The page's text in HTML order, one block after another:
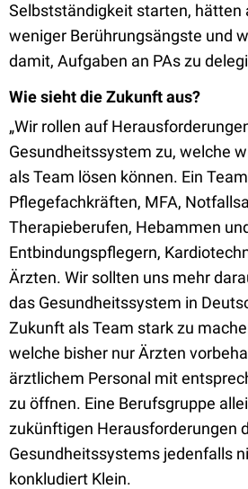
Selbstständigkeit starten, hätten
weniger Berührungsängste und
damit, Aufgaben an PAs zu
Wie sieht die Zukunft aus?
„Wir rollen auf
Gesundheitssystem zu, welche
als Team lösen können. Ein
Pflegefachkräften, MFA,
Therapieberufen, Hebammen
Entbindungspflegern,
Ärzten. Wir sollten uns mehr
das Gesundheitssystem in
Zukunft als Team stark zu
welche bisher nur Ärzten
ärztlichem Personal mit
zu öffnen. Eine Berufsgruppe
zukünftigen Herausforderungen
Gesundheitssystems jedenfalls
konkludiert Klein.